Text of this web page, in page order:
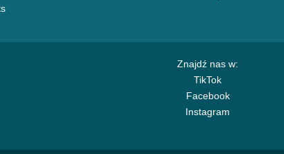
Znajdź nas w:
TikTok
Facebook
Instagram